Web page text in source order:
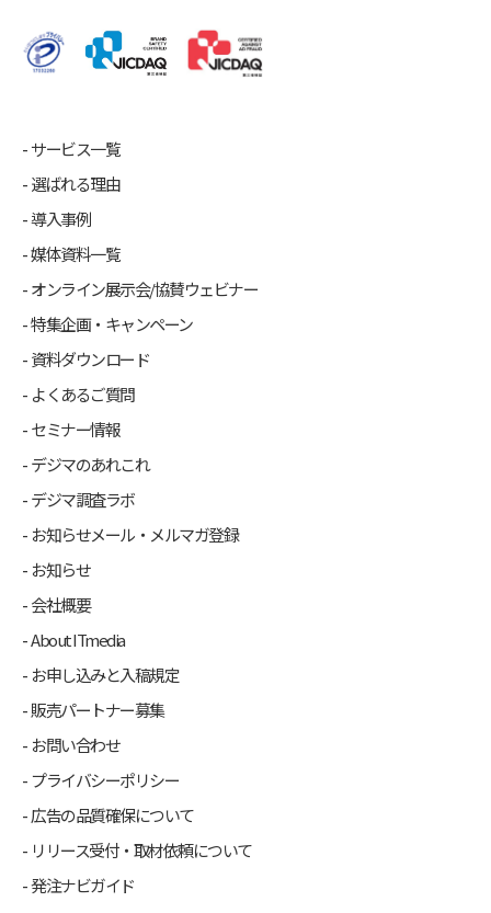
サービス一覧
選ばれる理由
導入事例
媒体資料一覧
オンライン展示会/協賛ウェビナー
特集企画・キャンペーン
資料ダウンロード
よくあるご質問
セミナー情報
デジマのあれこれ
デジマ調査ラボ
お知らせメール・メルマガ登録
お知らせ
会社概要
About ITmedia
お申し込みと入稿規定
販売パートナー募集
お問い合わせ
プライバシーポリシー
広告の品質確保について
リリース受付・取材依頼について
発注ナビガイド